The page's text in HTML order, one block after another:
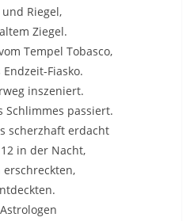
Riegel,
Ziegel.
Tempel Tobasco,
Fiasko.
inszeniert.
Schlimmes passiert.
scherzhaft erdacht
in der Nacht,